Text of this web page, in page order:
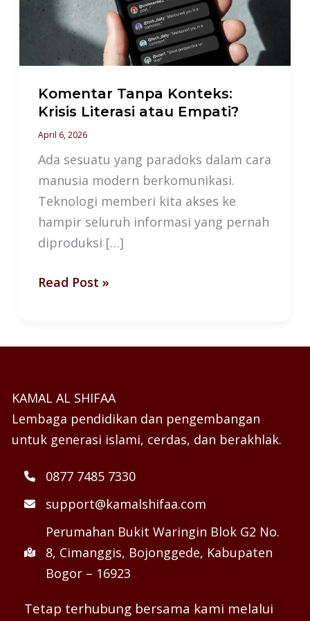
Komentar Tanpa Konteks:
Krisis Literasi atau Empati?
April 6, 2026
Ada sesuatu yang paradoks dalam cara
manusia modern berkomunikasi.
Teknologi memberi kita akses ke
hampir seluruh informasi yang pernah
diproduksi […]
Literasi
atau
Read Post »
KAMAL AL SHIFAA
Lembaga pendidikan dan pengembangan
untuk generasi islami, cerdas, dan berakhlak.
0877 7485 7330
support@kamalshifaa.com
Perumahan Bukit Waringin Blok G2 No.
8, Cimanggis, Bojonggede, Kabupaten
Bogor – 16923
Tetap terhubung bersama kami melalui